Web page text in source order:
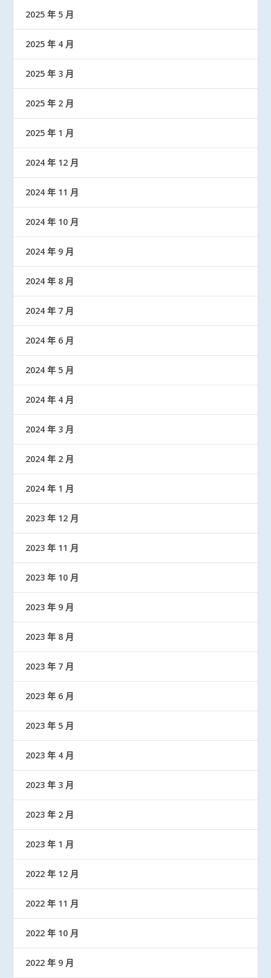
2025 年 5 月
2025 年 4 月
2025 年 3 月
2025 年 2 月
2025 年 1 月
2024 年 12 月
2024 年 11 月
2024 年 10 月
2024 年 9 月
2024 年 8 月
2024 年 7 月
2024 年 6 月
2024 年 5 月
2024 年 4 月
2024 年 3 月
2024 年 2 月
2024 年 1 月
2023 年 12 月
2023 年 11 月
2023 年 10 月
2023 年 9 月
2023 年 8 月
2023 年 7 月
2023 年 6 月
2023 年 5 月
2023 年 4 月
2023 年 3 月
2023 年 2 月
2023 年 1 月
2022 年 12 月
2022 年 11 月
2022 年 10 月
2022 年 9 月